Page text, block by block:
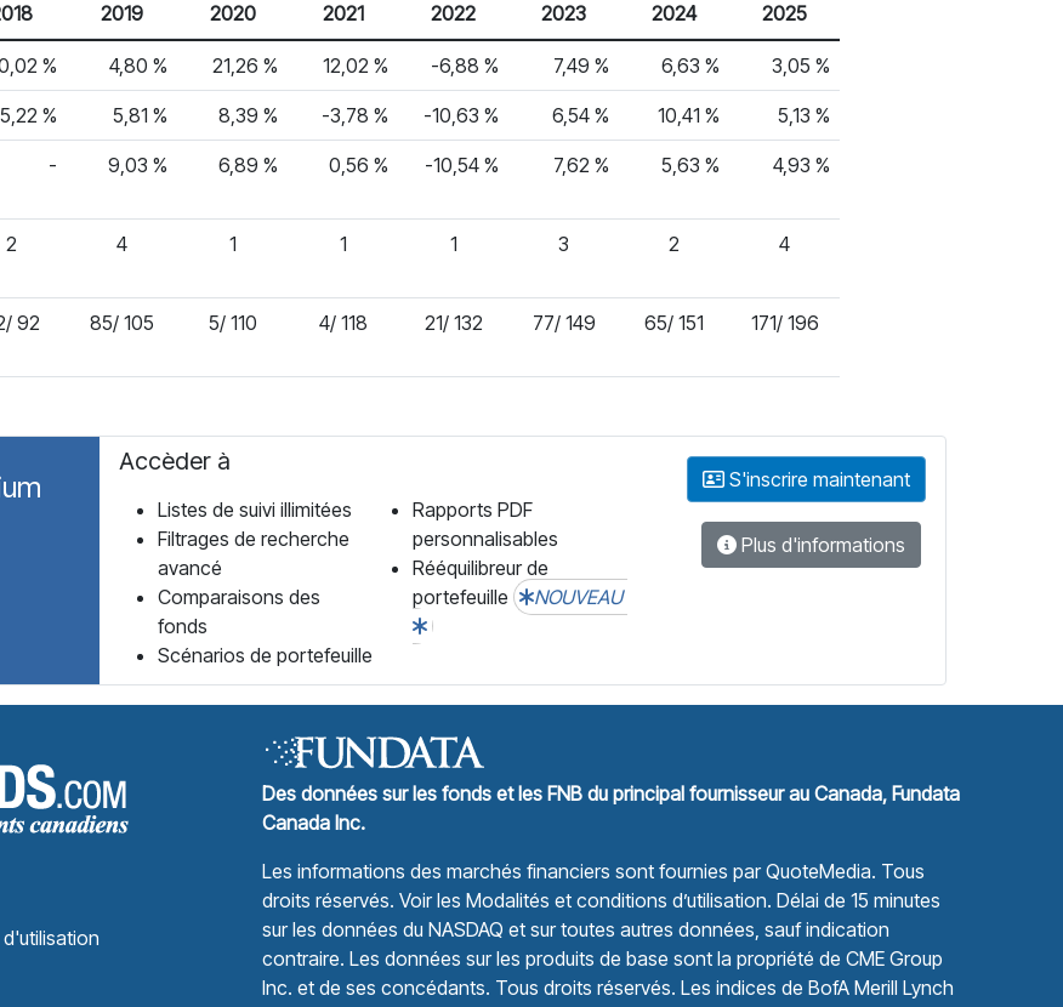
2019 2020 2021 2022 2023 2024 2025
% 4,80 % 21,26 % 12,02 % -6,88 % 7,49 % 6,63 % 3,05 %
5,22 % 5,81 % 8,39 % -3,78 % -10,63 % 6,54 % 10,41 % 5,13 %
- 9,03 % 6,89 % 0,56 % -10,54 % 7,62 % 5,63 % 4,93 %
2 4 1 1 1 3 2 4
92 85/ 105 5/ 110 4/ 118 21/ 132 77/ 149 65/ 151 171/ 196
Accèder à
Listes de suivi illimitées
Filtrages de recherche
avancé
Comparaisons des
fonds
Scénarios de portefeuille
Rapports PDF
personnalisables
Rééquilibreur de
portefeuille
NOUVEAU
S'inscrire maintenant
Plus d'informations
Forum des Fonds Accueil
Des données sur les fonds et les FNB du principal fournisseur au Canada, Fundata
Canada Inc.
Les informations des marchés financiers sont fournies parQuoteMedia. Tous
droits réservés. Voir les Modalités et conditions d’utilisation. Délai de 15 minutes
sur les données du NASDAQ et sur toutes autres données, sauf indication
contraire. Les données sur les produits de base sont la propriété de CME Group
Inc. et de ses concédants. Tous droits réservés. Les indices de BofA Merill Lynch